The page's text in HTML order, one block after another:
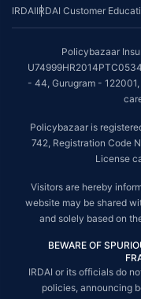
IRDAIIRDAI Customer
Policybazaar
- 44, Gurugram -
Policybazaar is
742, Registration Code
License
Visitors are hereby
website may be shared
and solely based on
BEWARE OF
IRDAI or its officials do
policies, announcing